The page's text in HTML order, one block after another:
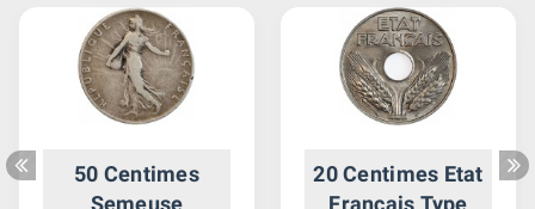
50 Centimes
Semeuse
20 Centimes Etat
Français Type